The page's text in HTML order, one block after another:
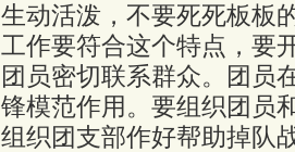
生动活泼，不要死死板板
工作要符合这个特点，要
团员密切联系群众。团员
锋模范作用。要组织团员
组织团支部作好帮助掉队